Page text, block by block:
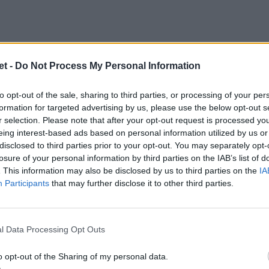
- Do Not Process My Personal Information
opt-out of the sale, sharing to third parties, or processing of your
for targeted advertising by us, please use the below opt-out
selection. Please note that after your opt-out request is processed
interest-based ads based on personal information utilized by us
to third parties prior to your opt-out. You may separately
of your personal information by third parties on the IAB’s list of
This information may also be disclosed by us to third parties on the
Participants that may further disclose it to other third parties.
Data Processing Opt Outs
opt-out of the Sharing of my personal data.
che possono conquistarlo, ma nello
il bonus mete, non concedendo a sua
così a creare una situazione di
e di stesso numero di partite vinte
a vincere il titolo sarebbero gli
nello scontri diretto. Sarebbe un
rivelazione positiva di questa edizione,
di sempre.
14 (+16), Nuova Zelanda 11 (+17),